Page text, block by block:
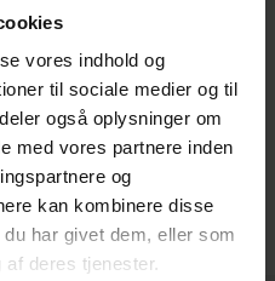
vores indhold og
til sociale medier og til
også oplysninger om
med vores partnere inden
og
kan kombinere disse
har givet dem, eller som
deres tjenester.
her